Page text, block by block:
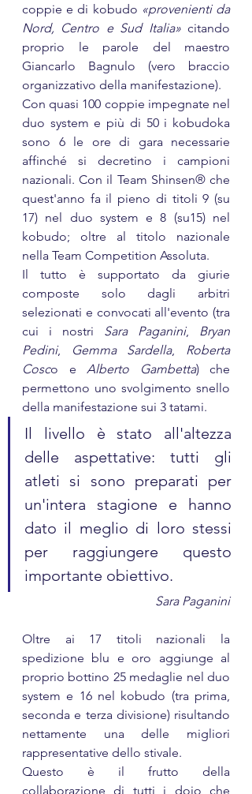
coppie e di kobudo «provenienti da
Nord, Centro e Sud Italia» citando
proprio le parole del maestro
Giancarlo Bagnulo (vero braccio
organizzativo della manifestazione).
Con quasi 100 coppie impegnate nel
duo system e più di 50 i kobudoka
sono 6 le ore di gara necessarie
affinché si decretino i campioni
nazionali. Con il Team Shinsen® che
quest'anno fa il pieno di titoli 9 (su
17) nel duo system e 8 (su15) nel
kobudo; oltre al titolo nazionale
nella Team Competition Assoluta.
Il tutto è supportato da giurie
composte solo dagli arbitri
selezionati e convocati all'evento (tra
cui i nostri Sara Paganini,
Bryan
Pedini, Gemma Sardella,
Roberta
Cosco e Alberto Gambetta) che
permettono uno svolgimento snello
della manifestazione sui 3 tatami.
Il livello è stato all'altezza
delle aspettative: tutti gli
atleti si sono preparati per
un'intera stagione e hanno
dato il meglio di loro stessi
per raggiungere questo
importante obiettivo.
Sara Paganini
Oltre ai 17 titoli nazionali la
spedizione blu e oro aggiunge al
proprio bottino 25 medaglie nel duo
system e 16 nel kobudo (tra prima,
seconda e terza divisione) risultando
nettamente una delle migliori
rappresentative dello stivale.
Questo è il frutto della
collaborazione di tutti i dojo che